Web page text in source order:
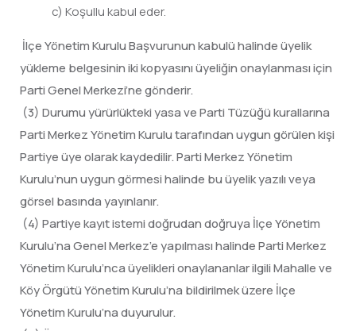
c) Koşullu kabul eder.
İlçe Yönetim Kurulu Başvurunun kabulü halinde üyelik
yükleme belgesinin iki kopyasını üyeliğin onaylanması için
Parti Genel Merkezi’ne gönderir.
(3) Durumu yürürlükteki yasa ve Parti Tüzüğü kurallarına
Parti Merkez Yönetim Kurulu tarafından uygun görülen kişi
Partiye üye olarak kaydedilir. Parti Merkez Yönetim
Kurulu’nun uygun görmesi halinde bu üyelik yazılı veya
görsel basında yayınlanır.
(4) Partiye kayıt istemi doğrudan doğruya İlçe Yönetim
Kurulu’na Genel Merkez’e yapılması halinde Parti Merkez
Yönetim Kurulu’nca üyelikleri onaylananlar ilgili Mahalle ve
Köy Örgütü Yönetim Kurulu’na bildirilmek üzere İlçe
Yönetim Kurulu’na duyurulur.